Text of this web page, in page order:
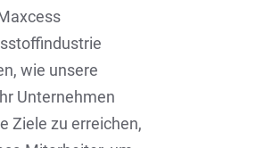
wie unsere
Unternehmen
Ziele zu erreichen,